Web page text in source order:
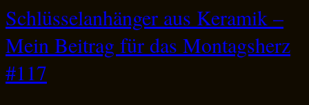
Schlüsselanhänger aus Keramik –
Mein Beitrag für das Montagsherz
#117